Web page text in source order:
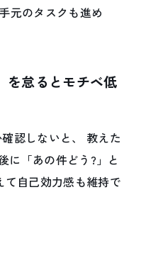
元のタスクも進め
怠るとモチベ低
認しないと、 教えた
に「あの件どう?」と
自己効力感も維持で